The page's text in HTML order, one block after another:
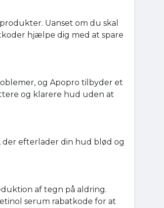
Uanset om du skal
hjælpe dig med at spare
og Apopro tilbyder et
og klarere hud uden at
efterlader din hud blød og
af tegn på aldring.
serum rabatkode for at